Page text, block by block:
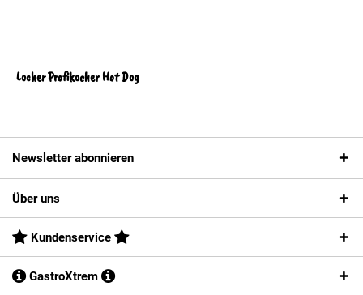
Locher Profikocher Hot Dog
Newsletter abonnieren
Über uns
Kundenservice
GastroXtrem